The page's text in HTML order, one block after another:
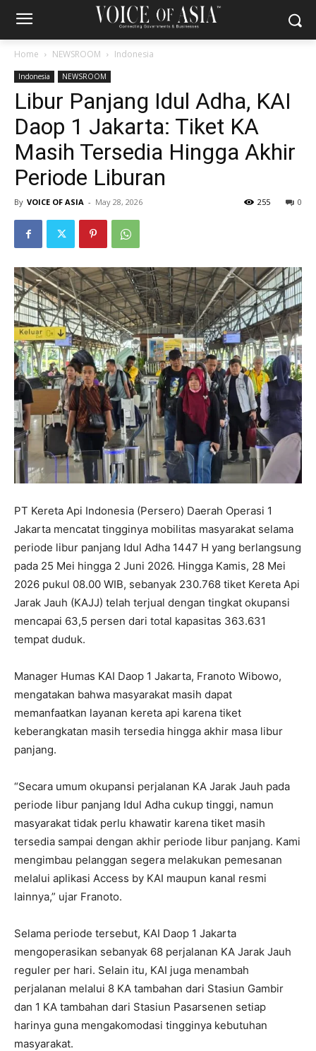
Home NEWSROOM Indonesia
Indonesia NEWSROOM
Libur Panjang Idul Adha, KAI
Daop 1 Jakarta: Tiket KA
Masih Tersedia Hingga Akhir
Periode Liburan
By VOICE OF ASIA - May 28, 2026 0
255
PT Kereta Api Indonesia (Persero) Daerah Operasi 1
Jakarta mencatat tingginya mobilitas masyarakat selama
periode libur panjang Idul Adha 1447 H yang berlangsung
pada 25 Mei hingga 2 Juni 2026. Hingga Kamis, 28 Mei
2026 pukul 08.00 WIB, sebanyak 230.768 tiket Kereta Api
Jarak Jauh (KAJJ) telah terjual dengan tingkat okupansi
mencapai 63,5 persen dari total kapasitas 363.631
tempat duduk.
Manager Humas KAI Daop 1 Jakarta, Franoto Wibowo,
mengatakan bahwa masyarakat masih dapat
memanfaatkan layanan kereta api karena tiket
keberangkatan masih tersedia hingga akhir masa libur
panjang.
“Secara umum okupansi perjalanan KA Jarak Jauh pada
periode libur panjang Idul Adha cukup tinggi, namun
masyarakat tidak perlu khawatir karena tiket masih
tersedia sampai dengan akhir periode libur panjang. Kami
mengimbau pelanggan segera melakukan pemesanan
melalui aplikasi Access by KAI maupun kanal resmi
lainnya,” ujar Franoto.
Selama periode tersebut, KAI Daop 1 Jakarta
mengoperasikan sebanyak 68 perjalanan KA Jarak Jauh
reguler per hari. Selain itu, KAI juga menambah
perjalanan melalui 8 KA tambahan dari Stasiun Gambir
dan 1 KA tambahan dari Stasiun Pasarsenen setiap
harinya guna mengakomodasi tingginya kebutuhan
masyarakat.